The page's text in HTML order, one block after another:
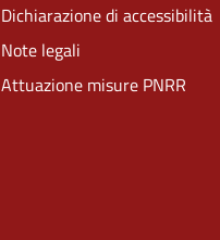
Dichiarazione di accessibilità
Note legali
Attuazione misure PNRR